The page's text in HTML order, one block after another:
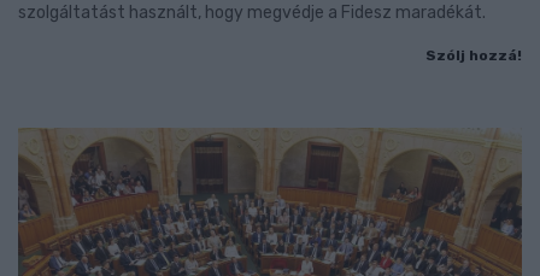
szolgáltatást használt, hogy megvédje a Fidesz maradékát.
Szólj hozzá!